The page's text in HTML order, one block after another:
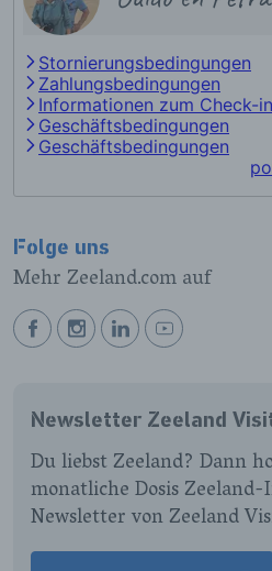
Folge uns
Mehr Zeeland.com auf
BEKIJK
PAGINA
BEKIJK
PAGINA
BEKIJK
PAGINA
BEKIJK
PAGINA
Newsletter Zeeland
Du liebst Zeeland? Dann
monatliche Dosis
Newsletter von Zeeland